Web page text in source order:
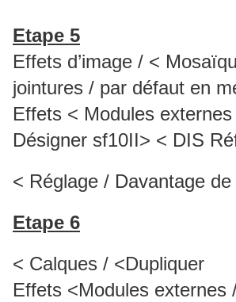
Etape 5
Effets d’image / <
jointures / par défaut en
Effets < Modules
Désigner sf10II> < DIS
< Réglage / Davantage
Etape 6
< Calques / <Dupliquer
Effets <Modules externes